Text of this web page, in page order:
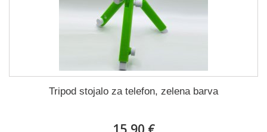
Tripod stojalo za telefon, zelena barva